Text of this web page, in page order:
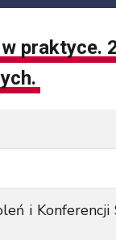
i Konferencji